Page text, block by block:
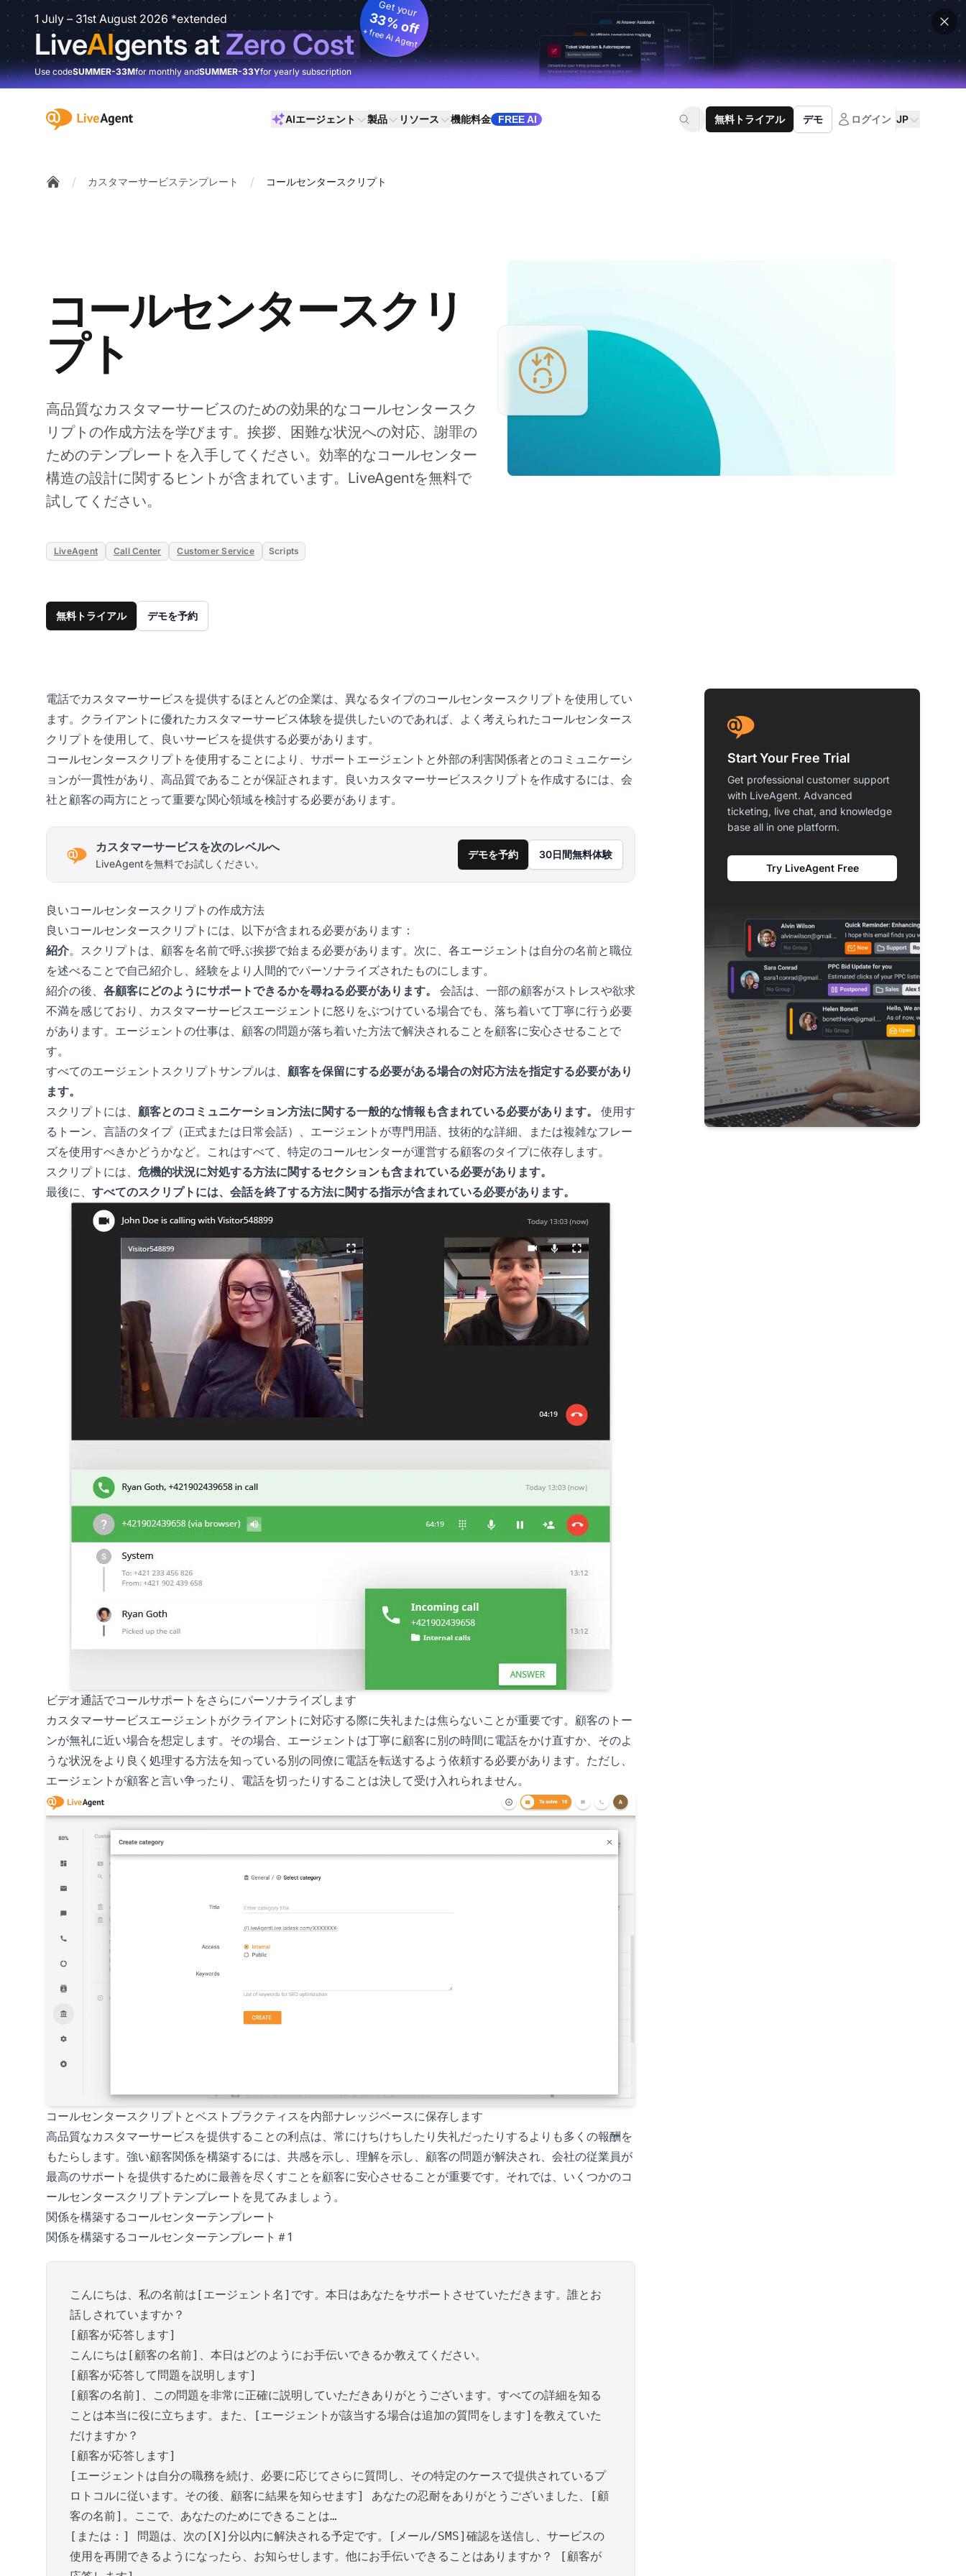
1 July – 31st August 2026 *extended
LiveAIgents atZero Cost
Get your
33% off
+ free AI Agent
Use codeSUMMER-33Mfor monthly andSUMMER-33Yfor yearly subscription
:site.title AIエージェント 製品 リソース 機能料金 FREE AI 無料トライアル デモ ログイン JP
/ カスタマーサービステンプレート / コールセンタースクリプト
コールセンタースクリ
プト
高品質なカスタマーサービスのための効果的なコールセンタースク
リプトの作成方法を学びます。挨拶、困難な状況への対応、謝罪の
ためのテンプレートを入手してください。効率的なコールセンター
構造の設計に関するヒントが含まれています。LiveAgentを無料で
試してください。
LiveAgent Call Center Customer Service Scripts
無料トライアル デモを予約
電話でカスタマーサービスを提供するほとんどの企業は、異なるタイプのコールセンタースクリプトを使用してい
ます。クライアントに優れたカスタマーサービス体験を提供したいのであれば、よく考えられたコールセンタース
クリプトを使用して、良いサービスを提供する必要があります。
コールセンタースクリプトを使用することにより、サポートエージェントと外部の利害関係者とのコミュニケーシ
ョンが一貫性があり、高品質であることが保証されます。良いカスタマーサービススクリプトを作成するには、会
社と顧客の両方にとって重要な関心領域を検討する必要があります。
カスタマーサービスを次のレベルへ
LiveAgentを無料でお試しください。
デモを予約 30日間無料体験
良いコールセンタースクリプトの作成方法
良いコールセンタースクリプトには、以下が含まれる必要があります：
紹介。スクリプトは、顧客を名前で呼ぶ挨拶で始まる必要があります。次に、各エージェントは自分の名前と職位
を述べることで自己紹介し、経験をより人間的でパーソナライズされたものにします。
紹介の後、 各顧客にどのようにサポートできるかを尋ねる必要があります。
会話は、一部の顧客がストレスや欲求
不満を感じており、カスタマーサービスエージェントに怒りをぶつけている場合でも、落ち着いて丁寧に行う必要
があります。エージェントの仕事は、顧客の問題が落ち着いた方法で解決されることを顧客に安心させることで
す。
すべてのエージェントスクリプトサンプルは、 顧客を保留にする必要がある場合の対応方法を指定する必要があり
ます。
スクリプトには、 顧客とのコミュニケーション方法に関する一般的な情報も含まれている必要があります。
使用す
るトーン、言語のタイプ（正式または日常会話）、エージェントが専門用語、技術的な詳細、または複雑なフレー
ズを使用すべきかどうかなど。これはすべて、特定のコールセンターが運営する顧客のタイプに依存します。
スクリプトには、 危機的状況に対処する方法に関するセクションも含まれている必要があります。
最後に、 すべてのスクリプトには、会話を終了する方法に関する指示が含まれている必要があります。
ビデオ通話でコールサポートをさらにパーソナライズします
カスタマーサービスエージェントがクライアントに対応する際に失礼または焦らないことが重要です。顧客のトー
ンが無礼に近い場合を想定します。その場合、エージェントは丁寧に顧客に別の時間に電話をかけ直すか、そのよ
うな状況をより良く処理する方法を知っている別の同僚に電話を転送するよう依頼する必要があります。ただし、
エージェントが顧客と言い争ったり、電話を切ったりすることは決して受け入れられません。
コールセンタースクリプトとベストプラクティスを内部ナレッジベースに保存します
高品質なカスタマーサービスを提供することの利点は、常にけちけちしたり失礼だったりするよりも多くの報酬を
もたらします。強い顧客関係を構築するには、共感を示し、理解を示し、顧客の問題が解決され、会社の従業員が
最高のサポートを提供するために最善を尽くすことを顧客に安心させることが重要です。それでは、いくつかのコ
ールセンタースクリプトテンプレートを見てみましょう。
関係を構築するコールセンターテンプレート
関係を構築するコールセンターテンプレート＃1
こんにちは、私の名前は[エージェント名]です。本日はあなたをサポートさせていただきます。誰とお
話しされていますか？
[顧客が応答します]
こんにちは[顧客の名前]、本日はどのようにお手伝いできるか教えてください。
[顧客が応答して問題を説明します]
[顧客の名前]、この問題を非常に正確に説明していただきありがとうございます。すべての詳細を知る
ことは本当に役に立ちます。また、[エージェントが該当する場合は追加の質問をします]を教えていた
だけますか？
[顧客が応答します]
[エージェントは自分の職務を続け、必要に応じてさらに質問し、その特定のケースで提供されているプ
ロトコルに従います。その後、顧客に結果を知らせます] あなたの忍耐をありがとうございました、[顧
客の名前]。ここで、あなたのためにできることは…
[または：] 問題は、次の[X]分以内に解決される予定です。[メール/SMS]確認を送信し、サービスの
使用を再開できるようになったら、お知らせします。他にお手伝いできることはありますか？ [顧客が
Start Your Free Trial
Get professional customer support
with LiveAgent. Advanced
ticketing, live chat, and knowledge
base all in one platform.
Try LiveAgent Free